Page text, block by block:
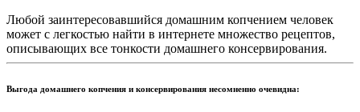
Любой заинтересовавшийся домашним копчением человек
может с легкостью найти в интернете множество рецептов,
описывающих все тонкости домашнего консервирования.
Выгода домашнего копчения и консервирования несомненно очевидна: